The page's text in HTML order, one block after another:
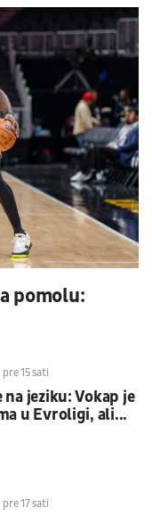
pomolu:
pre 15 sati
jeziku: Vokap je
u Evroligi, ali...
pre 17 sati